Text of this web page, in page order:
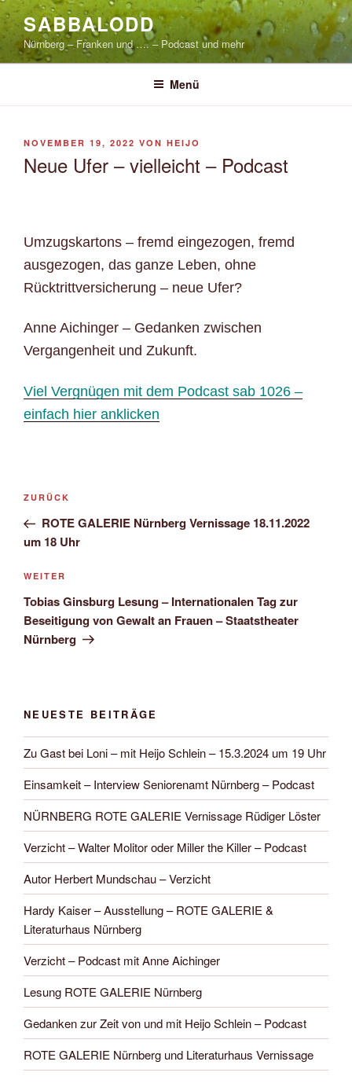
Zum
Inhalt
springen
SABBALODD
Nürnberg – Franken und …. – Podcast und mehr
Menü
VERÖFFENTLICHT
NOVEMBER 19, 2022 VON HEIJO
Neue Ufer – vielleicht – Podcast
Umzugskartons – fremd eingezogen, fremd
ausgezogen, das ganze Leben, ohne
Rücktrittversicherung – neue Ufer?
Anne Aichinger – Gedanken zwischen
Vergangenheit und Zukunft.
Viel Vergnügen mit dem Podcast sab 1026 –
einfach hier anklicken
Beitragsnavigation
Vorheriger
Beitrag
ZURÜCK
ROTE GALERIE Nürnberg Vernissage 18.11.2022
um 18 Uhr
Nächster
Beitrag
WEITER
Tobias Ginsburg Lesung – Internationalen Tag zur
Beseitigung von Gewalt an Frauen – Staatstheater
Nürnberg
NEUESTE BEITRÄGE
Zu Gast bei Loni – mit Heijo Schlein – 15.3.2024 um 19 Uhr
Einsamkeit – Interview Seniorenamt Nürnberg – Podcast
NÜRNBERG ROTE GALERIE Vernissage Rüdiger Löster
Verzicht – Walter Molitor oder Miller the Killer – Podcast
Autor Herbert Mundschau – Verzicht
Hardy Kaiser – Ausstellung – ROTE GALERIE &
Literaturhaus Nürnberg
Verzicht – Podcast mit Anne Aichinger
Lesung ROTE GALERIE Nürnberg
Gedanken zur Zeit von und mit Heijo Schlein – Podcast
ROTE GALERIE Nürnberg und Literaturhaus Vernissage